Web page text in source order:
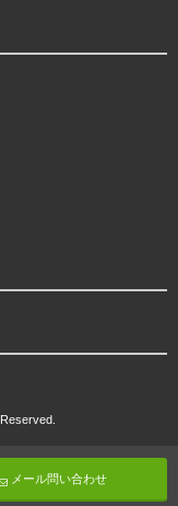
メール問い合わせ